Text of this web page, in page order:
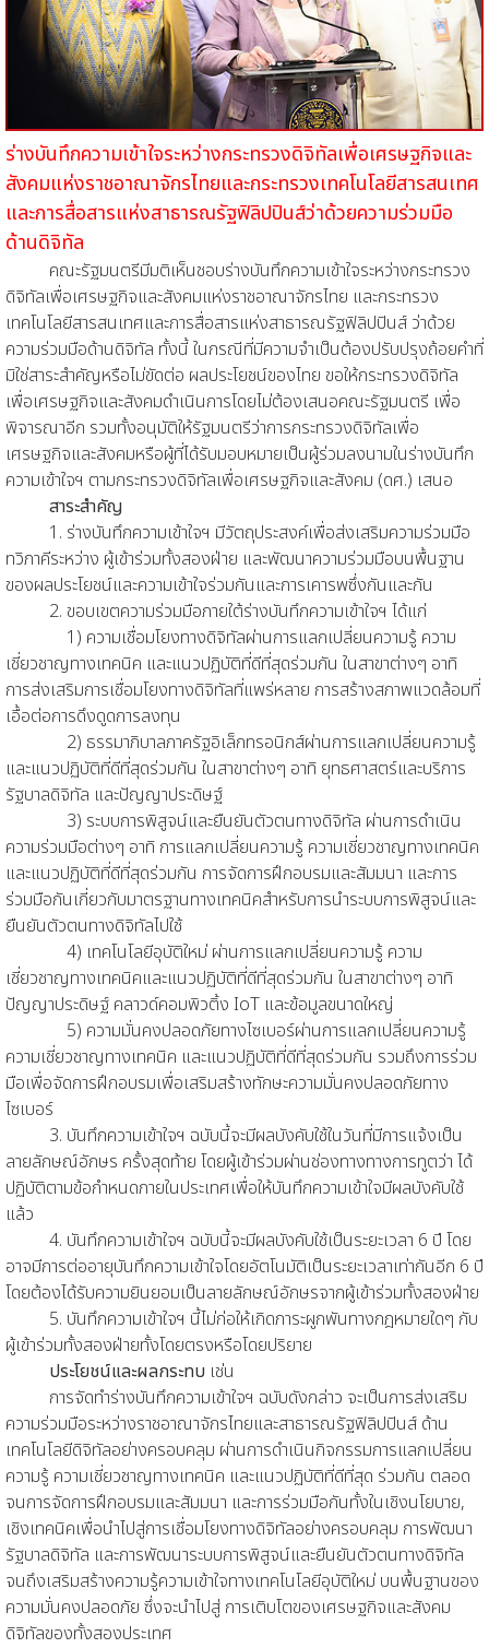
ร่างบันทึกความเข้าใจระหว่างกระทรวงดิจิทัลเพื่อเศรษฐกิจและ
สังคมแห่งราชอาณาจักรไทยและกระทรวงเทคโนโลยีสารสนเทศ
และการสื่อสารแห่งสาธารณรัฐฟิลิปปินส์ว่าด้วยความร่วมมือ
ด้านดิจิทัล
คณะรัฐมนตรีมีมติเห็นชอบร่างบันทึกความเข้าใจระหว่างกระทรวง
ดิจิทัลเพื่อเศรษฐกิจและสังคมแห่งราชอาณาจักรไทย และกระทรวง
เทคโนโลยีสารสนเทศและการสื่อสารแห่งสาธารณรัฐฟิลิปปินส์ ว่าด้วย
ความร่วมมือด้านดิจิทัล ทั้งนี้ ในกรณีที่มีความจําเป็นต้องปรับปรุงถ้อยคําที่
มิใช่สาระสําคัญหรือไม่ขัดต่อ ผลประโยชน์ของไทย ขอให้กระทรวงดิจิทัล
เพื่อเศรษฐกิจและสังคมดําเนินการโดยไม่ต้องเสนอคณะรัฐมนตรี เพื่อ
พิจารณาอีก รวมทั้งอนุมัติให้รัฐมนตรีว่าการกระทรวงดิจิทัลเพื่อ
เศรษฐกิจและสังคมหรือผู้ที่ได้รับมอบหมายเป็นผู้ร่วมลงนามในร่างบันทึก
ความเข้าใจฯ ตามกระทรวงดิจิทัลเพื่อเศรษฐกิจและสังคม (ดศ.) เสนอ
สาระสำคัญ
1. ร่างบันทึกความเข้าใจฯ มีวัตถุประสงค์เพื่อส่งเสริมความร่วมมือ
ทวิภาคีระหว่าง ผู้เข้าร่วมทั้งสองฝ่าย และพัฒนาความร่วมมือบนพื้นฐาน
ของผลประโยชน์และความเข้าใจร่วมกันและการเคารพซึ่งกันและกัน
2. ขอบเขตความร่วมมือภายใต้ร่างบันทึกความเข้าใจฯ ได้แก่
1) ความเชื่อมโยงทางดิจิทัลผ่านการแลกเปลี่ยนความรู้ ความ
เชี่ยวชาญทางเทคนิค และแนวปฏิบัติที่ดีที่สุดร่วมกัน ในสาขาต่างๆ อาทิ
การส่งเสริมการเชื่อมโยงทางดิจิทัลที่แพร่หลาย การสร้างสภาพแวดล้อมที่
เอื้อต่อการดึงดูดการลงทุน
2) ธรรมาภิบาลภาครัฐอิเล็กทรอนิกส์ผ่านการแลกเปลี่ยนความรู้
และแนวปฏิบัติที่ดีที่สุดร่วมกัน ในสาขาต่างๆ อาทิ ยุทธศาสตร์และบริการ
รัฐบาลดิจิทัล และปัญญาประดิษฐ์
3) ระบบการพิสูจน์และยืนยันตัวตนทางดิจิทัล ผ่านการดําเนิน
ความร่วมมือต่างๆ อาทิ การแลกเปลี่ยนความรู้ ความเชี่ยวชาญทางเทคนิค
และแนวปฏิบัติที่ดีที่สุดร่วมกัน การจัดการฝึกอบรมและสัมมนา และการ
ร่วมมือกันเกี่ยวกับมาตรฐานทางเทคนิคสําหรับการนําระบบการพิสูจน์และ
ยืนยันตัวตนทางดิจิทัลไปใช้
4) เทคโนโลยีอุบัติใหม่ ผ่านการแลกเปลี่ยนความรู้ ความ
เชี่ยวชาญทางเทคนิคและแนวปฏิบัติที่ดีที่สุดร่วมกัน ในสาขาต่างๆ อาทิ
ปัญญาประดิษฐ์ คลาวด์คอมพิวติ้ง IoT และข้อมูลขนาดใหญ่
5) ความมั่นคงปลอดภัยทางไซเบอร์ผ่านการแลกเปลี่ยนความรู้
ความเชี่ยวชาญทางเทคนิค และแนวปฏิบัติที่ดีที่สุดร่วมกัน รวมถึงการร่วม
มือเพื่อจัดการฝึกอบรมเพื่อเสริมสร้างทักษะความมั่นคงปลอดภัยทาง
ไซเบอร์
3. บันทึกความเข้าใจฯ ฉบับนี้จะมีผลบังคับใช้ในวันที่มีการแจ้งเป็น
ลายลักษณ์อักษร ครั้งสุดท้าย โดยผู้เข้าร่วมผ่านช่องทางทางการทูตว่า ได้
ปฏิบัติตามข้อกําหนดภายในประเทศเพื่อให้บันทึกความเข้าใจมีผลบังคับใช้
แล้ว
4. บันทึกความเข้าใจฯ ฉบับนี้จะมีผลบังคับใช้เป็นระยะเวลา 6 ปี โดย
อาจมีการต่ออายุบันทึกความเข้าใจโดยอัตโนมัติเป็นระยะเวลาเท่ากันอีก 6 ปี
โดยต้องได้รับความยินยอมเป็นลายลักษณ์อักษรจากผู้เข้าร่วมทั้งสองฝ่าย
5. บันทึกความเข้าใจฯ นี้ไม่ก่อให้เกิดภาระผูกพันทางกฎหมายใดๆ กับ
ผู้เข้าร่วมทั้งสองฝ่ายทั้งโดยตรงหรือโดยปริยาย
ประโยชน์และผลกระทบ เช่น
การจัดทําร่างบันทึกความเข้าใจฯ ฉบับดังกล่าว จะเป็นการส่งเสริม
ความร่วมมือระหว่างราชอาณาจักรไทยและสาธารณรัฐฟิลิปปินส์ ด้าน
เทคโนโลยีดิจิทัลอย่างครอบคลุม ผ่านการดําเนินกิจกรรมการแลกเปลี่ยน
ความรู้ ความเชี่ยวชาญทางเทคนิค และแนวปฏิบัติที่ดีที่สุด ร่วมกัน ตลอด
จนการจัดการฝึกอบรมและสัมมนา และการร่วมมือกันทั้งในเชิงนโยบาย,
เชิงเทคนิคเพื่อนําไปสู่การเชื่อมโยงทางดิจิทัลอย่างครอบคลุม การพัฒนา
รัฐบาลดิจิทัล และการพัฒนาระบบการพิสูจน์และยืนยันตัวตนทางดิจิทัล
จนถึงเสริมสร้างความรู้ความเข้าใจทางเทคโนโลยีอุบัติใหม่ บนพื้นฐานของ
ความมั่นคงปลอดภัย ซึ่งจะนําไปสู่ การเติบโตของเศรษฐกิจและสังคม
ดิจิทัลของทั้งสองประเทศ